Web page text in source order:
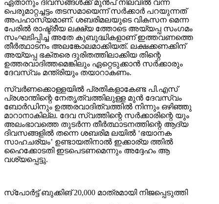
ഏതാനും ദിവസങ്ങള്‍ക്ക് മുന്‍പ് നിലവില്‍ വന്ന
പെരുമാറ്റച്ചട്ടം തടസമായെന്ന് സര്‍ക്കാര്‍ പറയുന്നത്
അപഹാസ്യമാണ്. ശബരിമലയുടെ വികസന മെന്ന
പേരില്‍ രാഷ്ട്രീയ ലക്ഷ്യ ത്തോടെ അയ്യപ്പ സംഗമം
സംഘടിപ്പിച്ച അതേ കുബുദ്ധികളാണ് ഇത്തവണത്തെ
തീര്‍ത്ഥാടനം അലങ്കോലമാക്കിയത്. ലക്ഷക്കണക്കിന്
അയ്യപ്പ ഭക്തരെ ദുരിതത്തിലാക്കിയ തിന്റെ
ഉത്തരവാദിത്തമെങ്കിലും ഏറ്റെടുക്കാന്‍ സര്‍ക്കാരും
ദേവസ്വം മന്ത്രിയും തയാറാകണം.
സ്വര്‍ണക്കൊള്ളയില്‍ പ്രതികളാകേണ്ട പി.എസ്
പ്രശാന്തിന്റെ നേതൃത്വത്തിലുള്ള മുന്‍ ദേവസ്വം
ബോര്‍ഡിനും ഉത്തരവാദിത്വത്തില്‍ നിന്നും ഒഴിഞ്ഞു
മാറാനാകില്ല. ദേവ സ്വത്തിന്റെ സര്‍ക്കാരിന്റെ യും
അലംഭാവത്തെ തുടര്‍ന്ന തീര്‍ത്ഥാടനത്തിന്റെ ആദ്യ
ദിവസങ്ങളില്‍ തന്നെ ശബരിമ ലയില്‍ ‘ഭയാനക
സാഹചര്യം’ ഉണ്ടായതിനാല്‍ ഇക്കാര്യ ത്തില്‍
ഹൈക്കോടതി ഇടപെടണമെന്നും അദ്ദേഹം ആ
വശ്യപ്പെട്ടു.
സ്‌പോര്‍ട്ട് ബുക്കിങ് 20,000 മാത്രമായി നിജപ്പെടുത്തി